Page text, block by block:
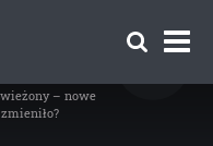
– nowe